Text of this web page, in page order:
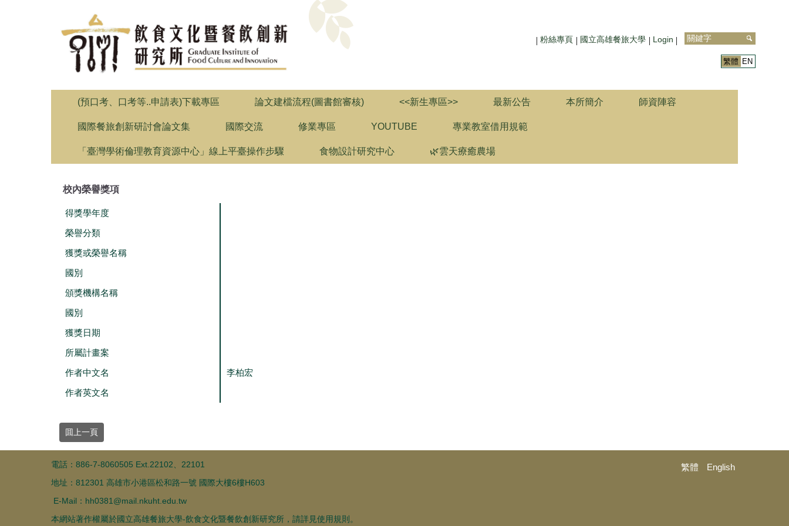
粉絲專頁 國立高雄餐旅大學 Login
繁體 EN
(預口考、口考等..申請表)下載專區 論文建檔流程(圖書館審核) <<新生專區>> 最新公告 本所簡介 師資陣容
國際餐旅創新研討會論文集 國際交流 修業專區 YOUTUBE 專業教室借用規範
「臺灣學術倫理教育資源中心」線上平臺操作步驟 食物設計研究中心 🌿雲天療癒農場
校內榮譽獎項
得獎學年度
榮譽分類
獲獎或榮譽名稱
國別
頒獎機構名稱
國別
獲獎日期
所屬計畫案
作者中文名
李柏宏
作者英文名
囬上一頁
繁體 English
電話：886-7-8060505 Ext.22102、22101
地址：812301 高雄市小港區松和路一號 國際大樓6樓H603
E-Mail：hh0381@mail.nkuht.edu.tw
本網站著作權屬於國立高雄餐旅大學-飲食文化暨餐飲創新研究所，請詳見使用規則。